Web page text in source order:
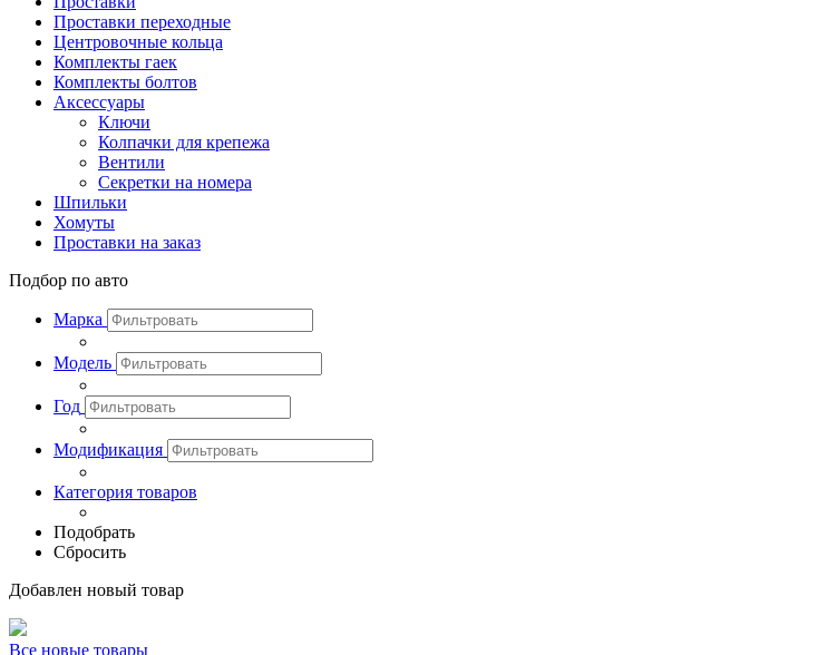
Проставки переходные
Центровочные кольца
Комплекты гаек
Комплекты болтов
Аксессуары
Ключи
Колпачки для крепежа
Вентили
Секретки на номера
Шпильки
Хомуты
Проставки на заказ
Подбор по авто
Марка
Модель
Год
Модификация
Категория товаров
Подобрать
Сбросить
Добавлен новый товар
Все новые товары